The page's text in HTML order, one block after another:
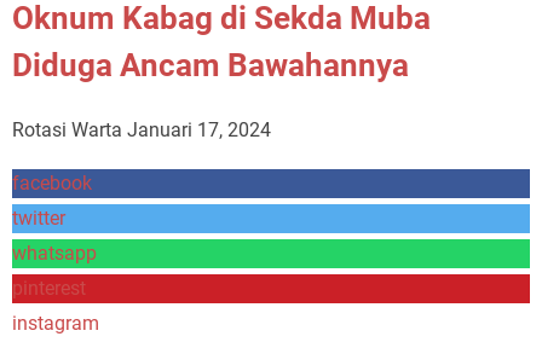
Oknum Kabag di Sekda Muba
Diduga Ancam Bawahannya
Rotasi Warta Januari 17, 2024
facebook
twitter
whatsapp
pinterest
instagram